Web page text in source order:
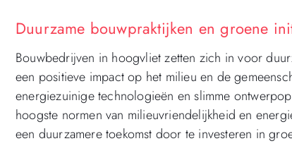
Duurzame bouwpraktijken en groene
Bouwbedrijven in hoogvliet zetten zich in voor
een positieve impact op het milieu en de
energiezuinige technologieën en slimme
hoogste normen van milieuvriendelijkheid en
een duurzamere toekomst door te investeren in